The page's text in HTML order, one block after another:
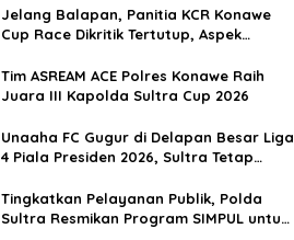
Jelang Balapan, Panitia KCR Konawe
Cup Race Dikritik Tertutup, Aspek
Tim ASREAM ACE Polres Konawe Raih
Juara III Kapolda Sultra Cup 2026
Unaaha FC Gugur di Delapan Besar Liga
4 Piala Presiden 2026, Sultra Tetap
Tingkatkan Pelayanan Publik, Polda
Sultra Resmikan Program SIMPUL untuk